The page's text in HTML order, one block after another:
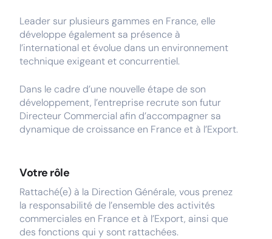
Leader sur plusieurs gammes en France, elle
développe également sa présence à
l’international et évolue dans un environnement
technique exigeant et concurrentiel.
Dans le cadre d’une nouvelle étape de son
développement, l’entreprise recrute son futur
Directeur Commercial afin d’accompagner sa
dynamique de croissance en France et à l’Export.
Votre rôle
Rattaché(e) à la Direction Générale, vous prenez
la responsabilité de l’ensemble des activités
commerciales en France et à l’Export, ainsi que
des fonctions qui y sont rattachées.